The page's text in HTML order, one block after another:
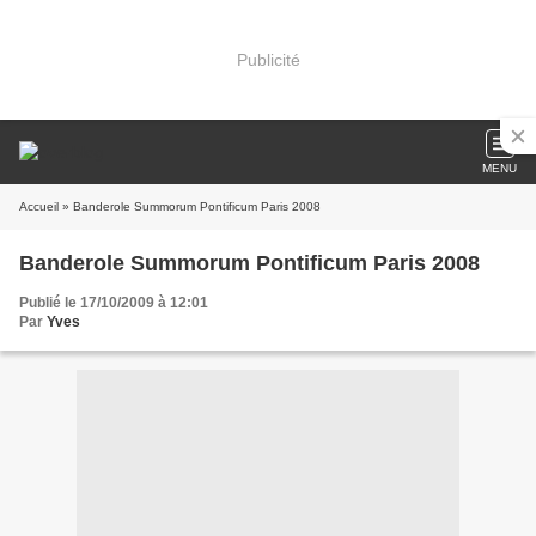
Publicité
MENU
Accueil » Banderole Summorum Pontificum Paris 2008
Banderole Summorum Pontificum Paris 2008
Publié le 17/10/2009 à 12:01
Par Yves